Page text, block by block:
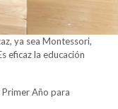
ya sea Montessori,
eficaz la educación
Año para